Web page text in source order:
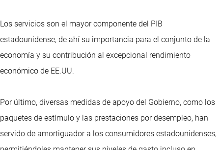
Los servicios son el mayor componente del PIB
estadounidense, de ahí su importancia para el conjunto de la
economía y su contribución al excepcional rendimiento
económico de EE.UU.
Por último, diversas medidas de apoyo del Gobierno, como los
paquetes de estímulo y las prestaciones por desempleo, han
servido de amortiguador a los consumidores estadounidenses,